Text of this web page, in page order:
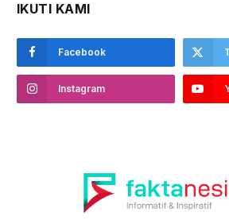
IKUTI KAMI
Facebook
Instagram